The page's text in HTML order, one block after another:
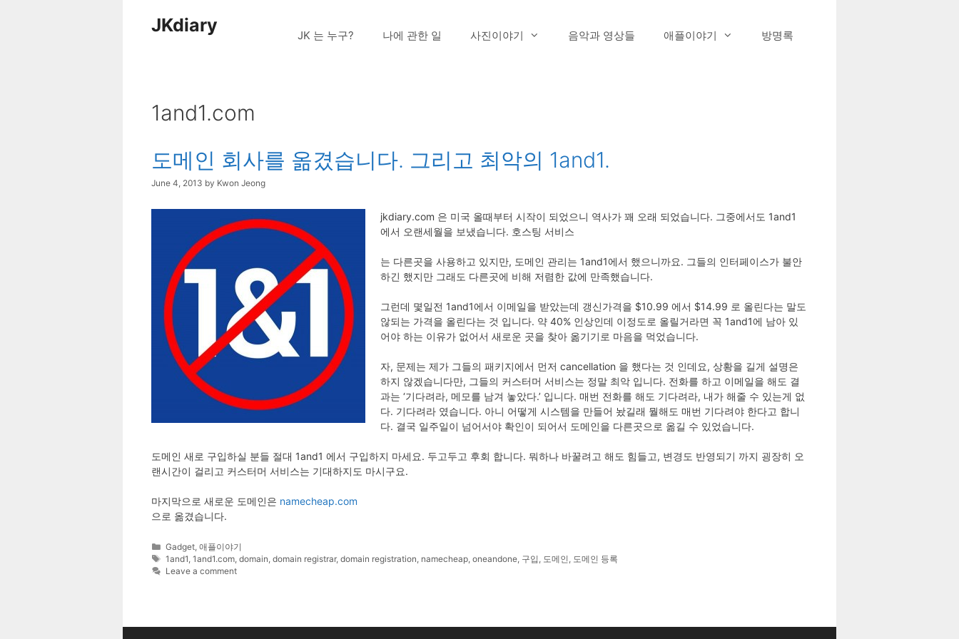
JKdiary JK 는 누구? 나에 관한 일 사진이야기 음악과 영상들 애플이야기 방명록
1and1.com
도메인 회사를 옮겼습니다. 그리고 최악의 1and1.
June 4, 2013 by Kwon Jeong
jkdiary.com 은 미국 올때부터 시작이 되었으니 역사가 꽤 오래 되었습니다. 그중에서도 1and1
에서 오랜세월을 보냈습니다. 호스팅 서비스
는 다른곳을 사용하고 있지만, 도메인 관리는 1and1에서 했으니까요. 그들의 인터페이스가 불안
하긴 했지만 그래도 다른곳에 비해 저렴한 값에 만족했습니다.
그런데 몇일전 1and1에서 이메일을 받았는데 갱신가격을 $10.99 에서 $14.99 로 올린다는 말도
않되는 가격을 올린다는 것 입니다. 약 40% 인상인데 이정도로 올릴거라면 꼭 1and1에 남아 있
어야 하는 이유가 없어서 새로운 곳을 찾아 옮기기로 마음을 먹었습니다.
자, 문제는 제가 그들의 패키지에서 먼저 cancellation 을 했다는 것 인데요, 상황을 길게 설명은
하지 않겠습니다만, 그들의 커스터머 서비스는 정말 최악 입니다. 전화를 하고 이메일을 해도 결
과는 ‘기다려라, 메모를 남겨 놓았다.’ 입니다. 매번 전화를 해도 기다려라, 내가 해줄 수 있는게 없
다. 기다려라 였습니다. 아니 어떻게 시스템을 만들어 놨길래 뭘해도 매번 기다려야 한다고 합니
다. 결국 일주일이 넘어서야 확인이 되어서 도메인을 다른곳으로 옮길 수 있었습니다.
도메인 새로 구입하실 분들 절대 1and1 에서 구입하지 마세요. 두고두고 후회 합니다. 뭐하나 바꿀려고 해도 힘들고, 변경도 반영되기 까지 굉장히 오
랜시간이 걸리고 커스터머 서비스는 기대하지도 마시구요.
마지막으로 새로운 도메인은 namecheap.com
으로 옮겼습니다.
Categories
Gadget ,애플이야기
Tags
1and1 ,1and1.com ,domain ,domain registrar,domain registration namecheap ,oneandone 구입 도메인
도메인 등록
Leave a comment